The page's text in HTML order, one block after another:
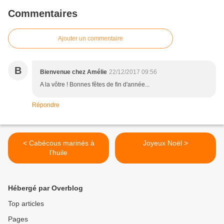
Commentaires
Ajouter un commentaire
B Bienvenue chez Amélie 22/12/2017 09:56
A la vôtre ! Bonnes fêtes de fin d'année...
Répondre
< Cabécous marinés à
l’huile
Joyeux Noël >
Hébergé par Overblog
Top articles
Pages